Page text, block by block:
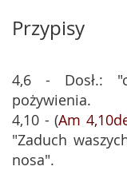
Przypisy
4,6 - Dosł.:
pożywienia.
4,10 - (Am
"Zaduch
nosa".